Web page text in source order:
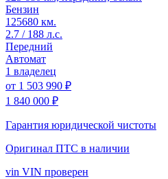
Бензин
125680 км.
2.7 / 188 л.с.
Передний
Автомат
1 владелец
от 1 503 990 ₽
1 840 000 ₽
Гарантия юридической чистоты
Оригинал ПТС в наличии
vin VIN проверен